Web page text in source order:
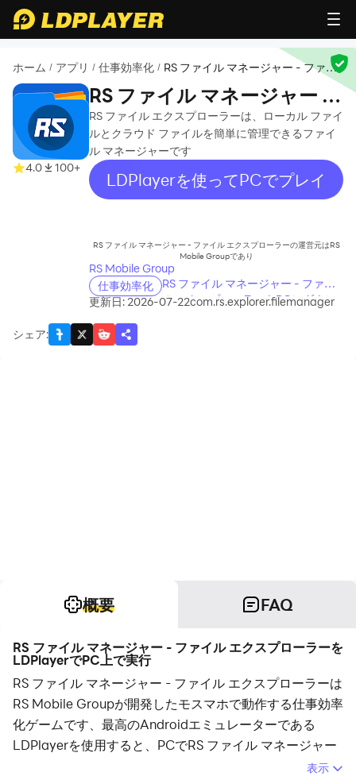
ホーム / アプリ / 仕事効率化 / RS ファイル マネージャー - ファイ
4.0 100+
RS ファイル マネージャー -
ファイル エクスプローラー
RS ファイル エクスプローラーは、ローカル ファイ
ルとクラウド ファイルを簡単に管理できるファイ
ル マネージャーです
LDPlayerを使ってPCでプレイ
recommend
RS ファイル マネージャー - ファイル エクスプローラーの運営元はRS
Mobile Groupであり
RS Mobile Group
仕事効率化
RS ファイル マネージャー - ファイ
ル エクスプローラーをPCにダウン
更新日: 2026-07-22com.rs.explorer.filemanager
シェア:
概要 FAQ
RS ファイル マネージャー - ファイル エクスプローラーを
LDPlayerでPC上で実行
RS ファイル マネージャー - ファイル エクスプローラーは
RS Mobile Groupが開発したモスマホで動作する仕事効率
化ゲームです、最高のAndroidエミュレーターである
LDPlayerを使用すると、PCでRS ファイル マネージャー
- ファイル エクスプローラーをダウンロードして快適にプ
表示